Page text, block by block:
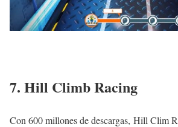
7. Hill Climb Racing
Con 600 millones de descargas, Hill Clim